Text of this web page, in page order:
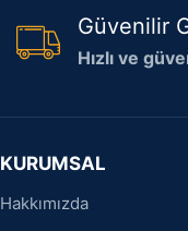
Güvenilir
Hızlı ve
KURUMSAL
Hakkımızda